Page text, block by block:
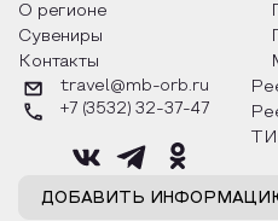
разных уголках страны, какие
обряды совершают на удачу
благополучие, в чем схожи и
различаются традиции. Кто
Дед Мороз и откуда он
его называют в разных
страны и как появились
О регионе
Сувениры
Контакты
ДОБАВИТЬ
travel@mb-orb.ru
+7 (3532) 32-37-47